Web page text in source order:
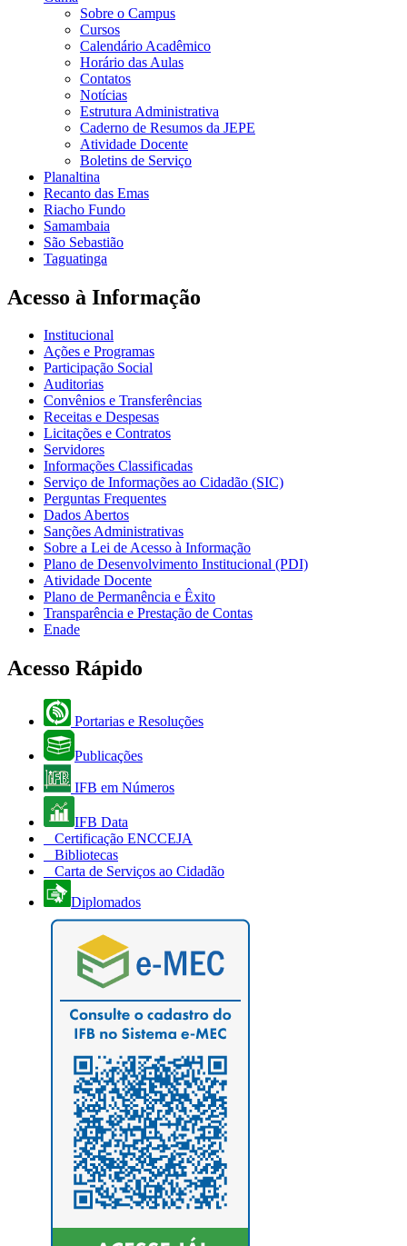
Sobre o Campus
Cursos
Calendário Acadêmico
Horário das Aulas
Contatos
Notícias
Estrutura Administrativa
Caderno de Resumos da JEPE
Atividade Docente
Boletins de Serviço
Planaltina
Recanto das Emas
Riacho Fundo
Samambaia
São Sebastião
Taguatinga
Acesso à Informação
Institucional
Ações e Programas
Participação Social
Auditorias
Convênios e Transferências
Receitas e Despesas
Licitações e Contratos
Servidores
Informações Classificadas
Serviço de Informações ao Cidadão (SIC)
Perguntas Frequentes
Dados Abertos
Sanções Administrativas
Sobre a Lei de Acesso à Informação
Plano de Desenvolvimento Institucional (PDI)
Atividade Docente
Plano de Permanência e Êxito
Transparência e Prestação de Contas
Enade
Acesso Rápido
Portarias e Resoluções
Publicações
IFB em Números
IFB Data
Certificação ENCCEJA
Bibliotecas
Carta de Serviços ao Cidadão
Diplomados